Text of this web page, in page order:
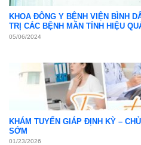
KHOA ĐÔNG Y BỆNH VIỆN BÌNH
TRỊ CÁC BỆNH MÃN TÍNH HIỆU
05/06/2024
KHÁM TUYẾN GIÁP ĐỊNH KỲ –
SỚM
01/23/2026